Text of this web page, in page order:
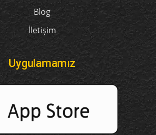
Blog
İletişim
Uygulamamız